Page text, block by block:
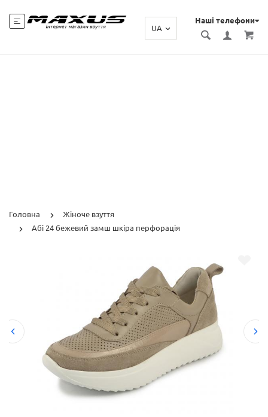
Наші телефони
UA
Головна
Жіноче взуття
Абі 24 бежевий замш шкіра перфорація